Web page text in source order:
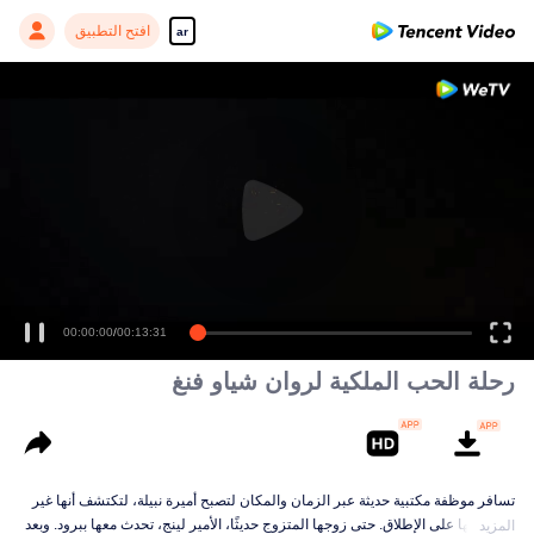
ar افتح التطبيق
00:00:00/00:13:31
رحلة الحب الملكية لروان شياو فنغ
تسافر موظفة مكتبية حديثة عبر الزمان والمكان لتصبح أميرة نبيلة، لتكتشف أنها غير
مرحب بها على الإطلاق. حتى زوجها المتزوج حديثًا، الأمير لينج، تحدث معها ببرود. وبعد
المزيد